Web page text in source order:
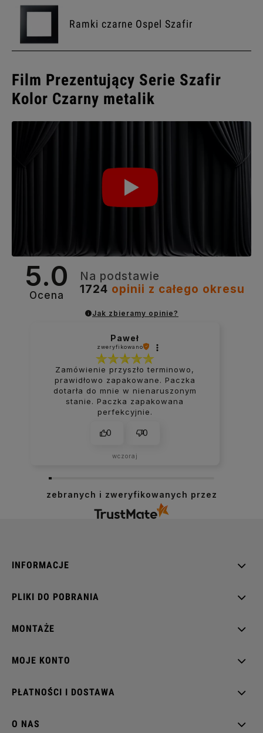
Ramki czarne Ospel Szafir
Film Prezentujący Serie Szafir
Kolor Czarny metalik
5.0
Ocena
Na podstawie
1724 opinii z całego okresu
Jak zbieramy opinie?
Paweł
zweryfikowano
Zamówienie przyszło terminowo,
prawidłowo zapakowane. Paczka
dotarła do mnie w nienaruszonym
stanie. Paczka zapakowana
perfekcyjnie.
0 0
wczoraj
zebranych i zweryfikowanych przez
INFORMACJE
PLIKI DO POBRANIA
MONTAŻE
MOJE KONTO
PŁATNOŚCI I DOSTAWA
O NAS